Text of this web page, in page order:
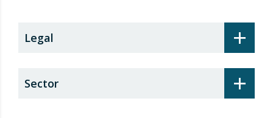
+
Legal
+
Sector